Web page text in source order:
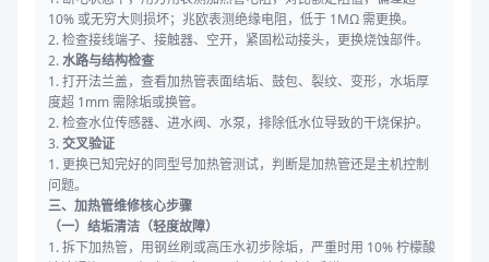
10% 或无穷大则损坏；兆欧表测绝缘电阻，低于 1MΩ 需更换。
2. 检查接线端子、接触器、空开，紧固松动接头，更换烧蚀部件。
2.水路与结构检查
1. 打开法兰盖，查看加热管表面结垢、鼓包、裂纹、变形，水垢厚
度超 1mm 需除垢或换管。
2. 检查水位传感器、进水阀、水泵，排除低水位导致的干烧保护。
3.交叉验证
1. 更换已知完好的同型号加热管测试，判断是加热管还是主机控制
问题。
三、加热管维修核心步骤
（一）结垢清洁（轻度故障）
1. 拆下加热管，用钢丝刷或高压水初步除垢，严重时用 10% 柠檬酸